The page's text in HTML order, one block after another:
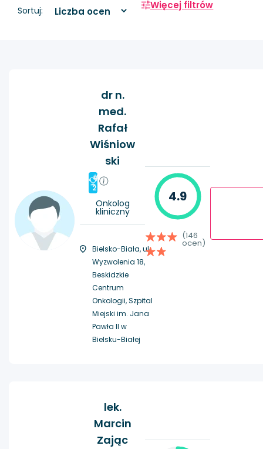
Sortuj: Więcej filtrów
dr n.
med.
Rafał
Wiśniow
ski
#
2
Onkolog
kliniczny
Bielsko-Biała, ul.
Wyzwolenia 18,
Beskidzkie
Centrum
Onkologii, Szpital
Miejski im. Jana
Pawła II w
Bielsku-Białej
4.9
(146
ocen)
lek.
Marcin
Zając